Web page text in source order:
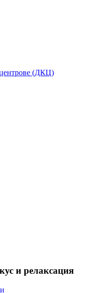
(ДКЦ)
и релаксация